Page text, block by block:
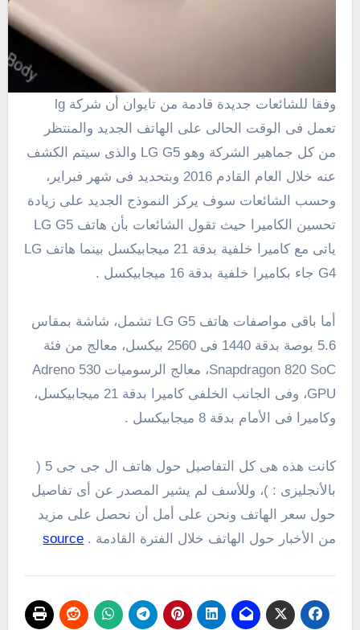
وفقا للشائعات جديدة قادمة من تايوان أن شركة lg
تعمل فى الوقت الحالى على الهاتف الجديد والمنتظر
من كل جماهير الشركة وهو LG G5 والذى سيتم الكشف
عنه خلال العام القادم 2016 وبتحديد فى شهر فبراير،
وحسب الشائعات سوف يركز النموذج الجديد على زيادة
تحسين الكاميرا حيث تقول الشائعات بأن هاتف LG G5
ياتى مع كاميرا خلفية بدقة 21 ميجابيكسل بينما هاتف LG
G4 جاء بكاميرا خلفية بدقة 16 ميجابيكسل .
أما باقى مواصفات هاتف LG G5 تشمل، شاشة بمقاس
5.6 بوصة بدقة 1440 فى 2560 بيكسل، معالج من فئة
Snapdragon 820 SoC، معالج الرسوميات Adreno 530
GPU، وفى الجانب الخلفى كاميرا بدقة 21 ميجابيكسل،
وكاميرا فى الأمام بدقة 8 ميجابيكسل .
كانت هذه هى كل التفاصيل حول هاتف ال جى جى 5 (
بالأنجليزى : )، وللأسف لم يشير المصدر عن أى تفاصيل
حول سعر الهاتف ونحن على أمل أن نحصل على مزيد
من الأخبار حول الهاتف خلال الفترة القادمة . source